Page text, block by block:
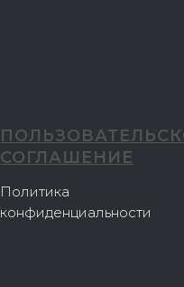
СОГЛАШЕНИЕ
Политика
конфиденциальности